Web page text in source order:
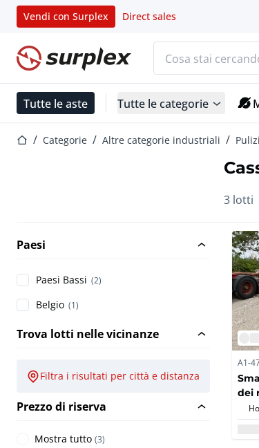
Vendi con Surplex Direct sales
Home
Tutte le aste Tutte le categorie
Home Categorie Altre categorie industriali
3 lotti
Paesi
Paesi Bassi (2)
Belgio (1)
Trova lotti nelle vicinanze
Filtra i risultati per città e distanza
Prezzo di riserva
Mostra tutto (3)
A1-
dei